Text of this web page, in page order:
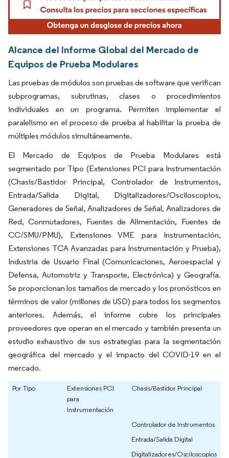
Alcance del Informe Global del Mercado de
Equipos de Prueba Modulares
Las pruebas de módulos son pruebas de software que verifican
subprogramas, subrutinas, clases o procedimientos
individuales en un programa. Permiten implementar el
paralelismo en el proceso de prueba al habilitar la prueba de
múltiples módulos simultáneamente.
El Mercado de Equipos de Prueba Modulares está
segmentado por Tipo (Extensiones PCI para Instrumentación
(Chasis/Bastidor Principal, Controlador de Instrumentos,
Entrada/Salida Digital, Digitalizadores/Osciloscopios,
Generadores de Señal, Analizadores de Señal, Analizadores de
Red, Conmutadores, Fuentes de Alimentación, Fuentes de
CC/SMU/PMU), Extensiones VME para Instrumentación,
Extensiones TCA Avanzadas para Instrumentación y Prueba),
Industria de Usuario Final (Comunicaciones, Aeroespacial y
Defensa, Automotriz y Transporte, Electrónica) y Geografía.
Se proporcionan los tamaños de mercado y los pronósticos en
términos de valor (millones de USD) para todos los segmentos
anteriores. Además, el informe cubre los principales
proveedores que operan en el mercado y también presenta un
estudio exhaustivo de sus estrategias para la segmentación
geográfica del mercado y el impacto del COVID-19 en el
mercado.
Por Tipo
Extensiones PCI
para
Instrumentación
Chasis/Bastidor Principal
Controlador de Instrumentos
Entrada/Salida Digital
Digitalizadores/Osciloscopios